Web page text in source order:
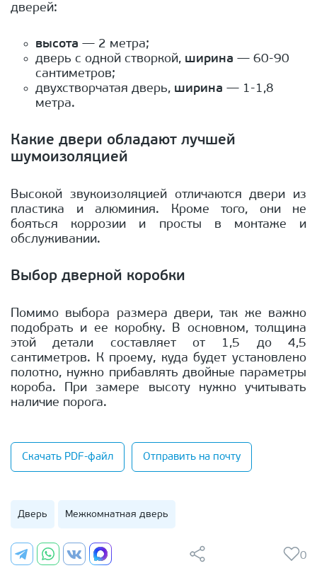
дверей:
высота — 2 метра;
дверь с одной створкой, ширина — 60-90
сантиметров;
двухстворчатая дверь, ширина — 1-1,8
метра.
Какие двери обладают лучшей
шумоизоляцией
Высокой звукоизоляцией отличаются двери из
пластика и алюминия. Кроме того, они не
бояться коррозии и просты в монтаже и
обслуживании.
Выбор дверной коробки
Помимо выбора размера двери, так же важно
подобрать и ее коробку. В основном, толщина
этой детали составляет от 1,5 до 4,5
сантиметров. К проему, куда будет установлено
полотно, нужно прибавлять двойные параметры
короба. При замере высоту нужно учитывать
наличие порога.
Скачать PDF-файл Отправить на почту
Дверь Межкомнатная дверь
0